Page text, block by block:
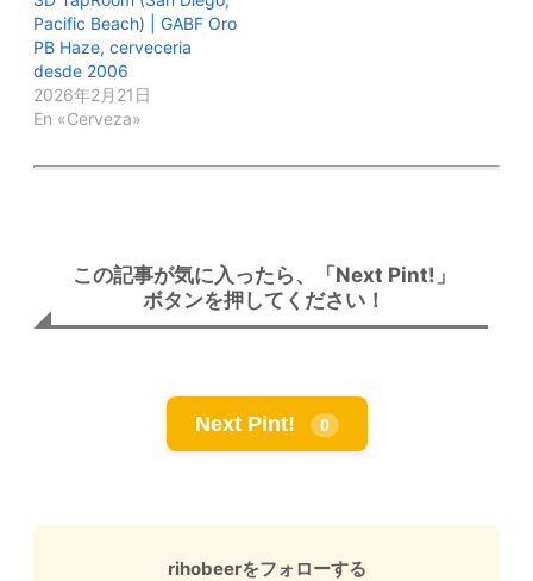
Pacific Beach) | GABF Oro
PB Haze, cerveceria
desde 2006
2026年2月21日
En «Cerveza»
この記事が気に入ったら、「Next Pint!」
ボタンを押してください！
Next Pint! 0
rihobeerをフォローする